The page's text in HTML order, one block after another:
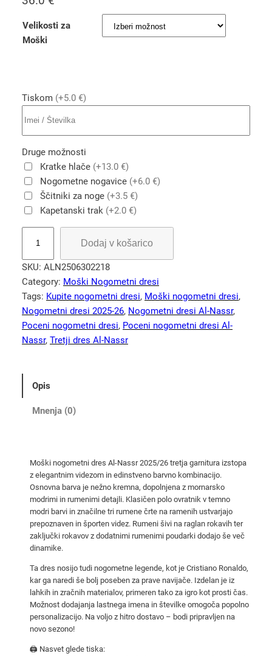
Velikosti za
Moški
Tiskom (+5.0 €)
Druge možnosti
Kratke hlače (+13.0 €)
Nogometne nogavice (+6.0 €)
Ščitniki za noge (+3.5 €)
Kapetanski trak (+2.0 €)
š
k
i
n
o
g
Dodaj v košarico
SKU: ALN2506302218
Category: Moški Nogometni dresi
Tags: Kupite nogometni dresi, Moški nogometni dresi
Nogometni dresi 2025-26, Nogometni dresi Al-Nassr
Poceni nogometni dresi, Poceni nogometni dresi Al-
Nassr, Tretji dres Al-Nassr
Opis
Mnenja (0)
Moški nogometni dres Al-Nassr 2025/26 tretja garnitura izstopa
z elegantnim videzom in edinstveno barvno kombinacijo.
Osnovna barva je nežno kremna, dopolnjena z mornarsko
modrimi in rumenimi detajli. Klasičen polo ovratnik v temno
modri barvi in značilne tri rumene črte na ramenih ustvarjajo
prepoznaven in športen videz. Rumeni šivi na raglan rokavih ter
zaključki rokavov z dodatnimi rumenimi poudarki dodajo še več
dinamike.
Ta dres nosijo tudi nogometne legende, kot je Cristiano Ronaldo,
kar ga naredi še bolj poseben za prave navijače. Izdelan je iz
lahkih in zračnih materialov, primeren tako za igro kot prosti čas.
Možnost dodajanja lastnega imena in številke omogoča popolno
personalizacijo. Na voljo z hitro dostavo – bodi pripravljen na
novo sezono!
🖨️ Nasvet glede tiska: